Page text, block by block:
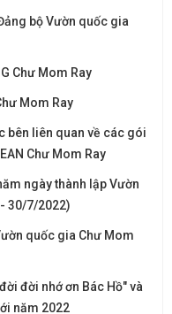
bộ Vườn quốc gia
Chư Mom Ray
Mom Ray
bên liên quan về các gói
Chư Mom Ray
ngày thành lập Vườn
30/7/2022)
quốc gia Chư Mom
đời nhớ ơn Bác Hồ" và
năm 2022